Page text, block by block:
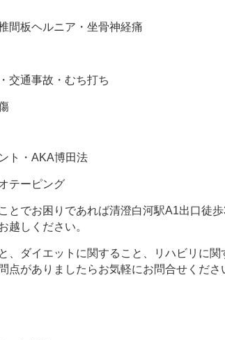
間板ヘルニア・坐骨神経痛
交通事故・むち打ち
ト・AKA博田法
テーピング
とでお困りであれば清澄白河駅A1出口徒
越しください。
、ダイエットに関すること、リハビリに関
点がありましたらお気軽にお問合せくださ